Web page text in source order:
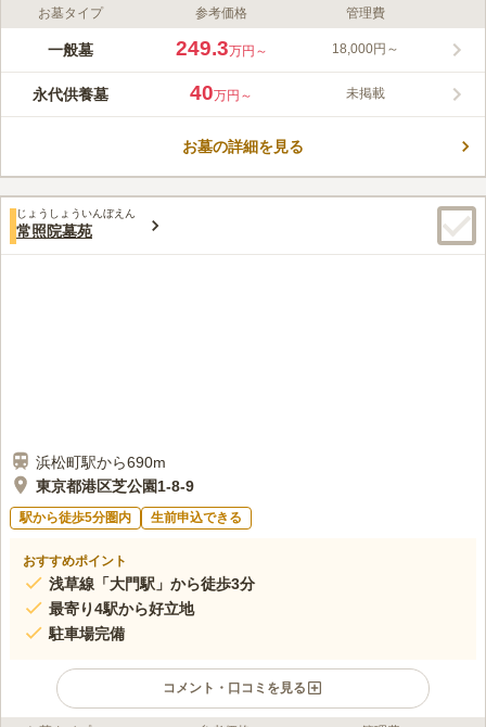
ライフドット編集部のコメント
都心の境内に位置する妙定院墓苑は、お参りしながら東京タワー
れているので、お参り後の散策も楽します。内では駐車場も完備
されているので、お車でも行くことができます。陽当りの良好な
みんなの評価
4.0 口コミ1件
30代女性
途中に大きな道の通り沿いにお花やさんがありますので、お供え
のお花はいつでも、困ることがありません。またお食事する際も、ホテル
や大人数で入れる席のお食事できるところもあるので、インターネットで
予約もでき、スケジュールを組むことも大変スムーズです。
お墓タイプ 参考価格 管理費
一般墓 249.3万円～ 18,000円～
永代供養墓 40万円～ 未掲載
お墓の詳細を見る
じょうしょういんぼえん
常照院墓苑
浜松町駅から690m
東京都港区芝公園1-8-9
駅から徒歩5分圏内 生前申込できる
おすすめポイント
浅草線「大門駅」から徒歩3分
最寄り4駅から好立地
駐車場完備
コメント・口コミを見る